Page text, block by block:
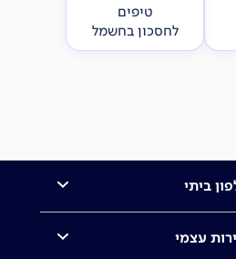
טיפים
לחסכון בחשמל
ביתי
עצמי